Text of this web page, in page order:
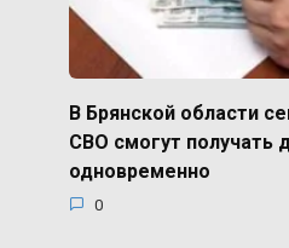
В Брянской области
СВО смогут получать
одновременно
0